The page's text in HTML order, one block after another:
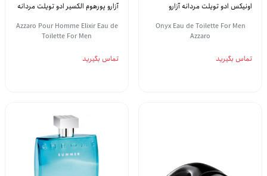
اونیکس ادو تویلت مردانه آزارو
Onyx Eau de Toilette For Men
Azzaro
تماس بگیرید
آزارو پورهوم الکسیر ادو تویلت مردانه
Azzaro Pour Homme Elixir Eau de
Toilette For Men
تماس بگیرید